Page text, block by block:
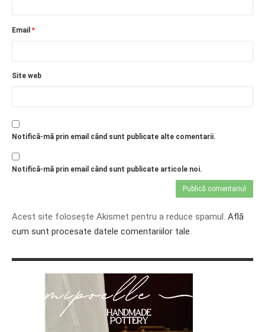
Email *
Site web
Notifică-mă prin email când sunt publicate alte comentarii.
Notifică-mă prin email când sunt publicate articole noi.
Acest site folosește Akismet pentru a reduce spamul. Află
cum sunt procesate datele comentariilor tale.